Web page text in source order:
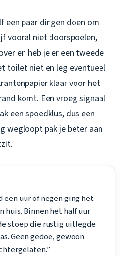
een paar dingen doen om
vooral niet doorspoelen,
en heb je er een tweede
toilet niet en leg eventueel
klaar voor het
komt. Een vroeg signaal
een spoedklus, dus een
wegloopt pak je beter aan
een uur of negen ging het
huis. Binnen het half uur
stoep die rustig uitlegde
Geen gedoe, gewoon